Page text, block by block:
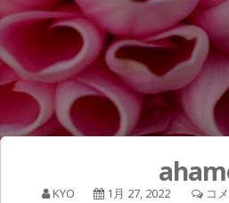
KYO 1月 27, 2022
コ